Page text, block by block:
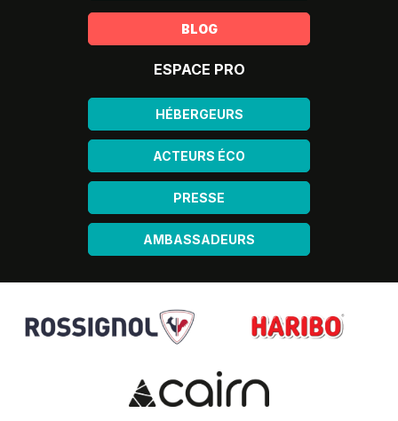
BLOG
ESPACE PRO
HÉBERGEURS
ACTEURS ÉCO
PRESSE
AMBASSADEURS